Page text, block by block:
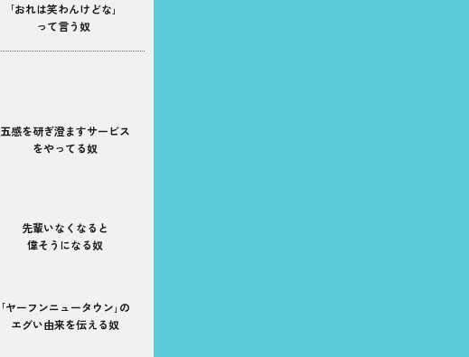
｢おれは笑わんけどな｣
って言う奴
五感を研ぎ澄ますサービス
をやってる奴
先輩いなくなると
偉そうになる奴
｢ヤーフンニュータウン｣の
エグい由来を伝える奴